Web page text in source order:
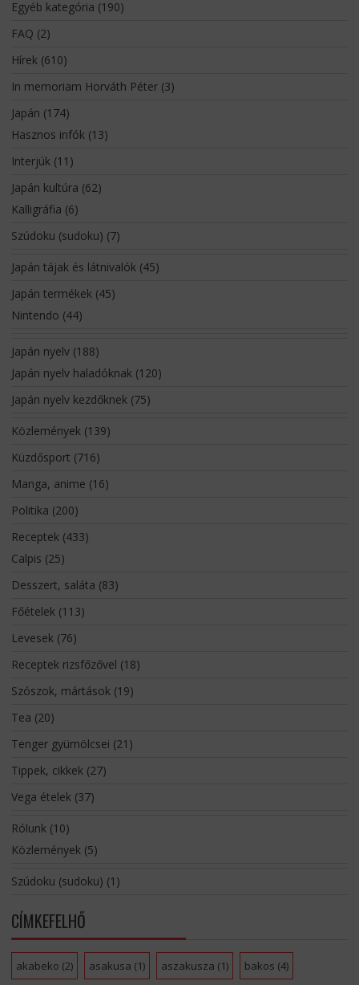
Egyéb kategória (190)
FAQ (2)
Hírek(610)
In memoriam Horváth Péter(3)
Japán (174)
Hasznos infók(13)
Interjúk(11)
Japán kultúra (62)
Kalligráfia (6)
Szúdoku (sudoku) (7)
Japán tájak és látnivalók(45)
Japán termékek(45)
Nintendo (44)
Japán nyelv(188)
Japán nyelv haladóknak(120)
Japán nyelv kezdőknek(75)
Közlemények(139)
Küzdősport (716)
Manga, anime (16)
Politika (200)
Receptek(433)
Calpis (25)
Desszert, saláta (83)
Főételek(113)
Levesek(76)
Receptek rizsfőzővel (18)
Szószok, mártások(19)
Tea (20)
Tenger gyümölcsei (21)
Tippek, cikkek(27)
Vega ételek(37)
Rólunk(10)
Közlemények(5)
Szúdoku (sudoku) (1)
CÍMKEFELHŐ
akabeko (2) asakusa (1) aszakusza (1) bakos (4)